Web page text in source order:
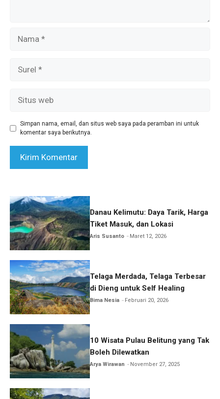
Simpan nama, email, dan situs web saya pada peramban ini untuk
komentar saya berikutnya.
Danau Kelimutu: Daya Tarik, Harga
Tiket Masuk, dan Lokasi
Aris Susanto Maret 12, 2026
Telaga Merdada, Telaga Terbesar
di Dieng untuk Self Healing
Bima Nesia Februari 20, 2026
10 Wisata Pulau Belitung yang Tak
Boleh Dilewatkan
Arya Wirawan November 27, 2025